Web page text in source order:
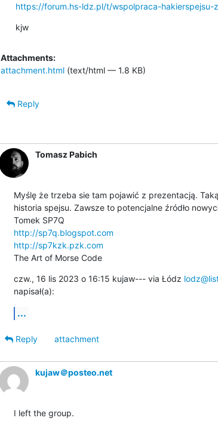
https://forum.hs-ldz.pl/t/wspolpraca-hakierspejsu-
kjw
Attachments:
attachment.html(text/html — 1.8 KB)
Reply
Tomasz Pabich
Myślę że trzeba sie tam pojawić z prezentacją.
historia spejsu. Zawsze to potencjalne źródło
http://sp7q.blogspot.com
http://sp7kzk.pzk.com
The Art of Morse Code
czw., 16 lis 2023 o 16:15 kujaw--- via Łódz
napisał(a):
...
Reply
attachment
kujaw＠posteo.net
I left the group.